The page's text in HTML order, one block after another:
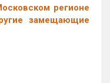
регионе
замещающие